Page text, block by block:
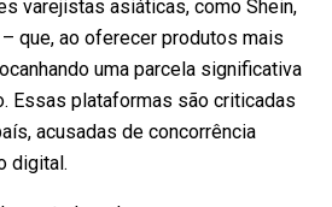
varejistas asiáticas, como Shein,
que, ao oferecer produtos mais
uma parcela significativa
Essas plataformas são criticadas
acusadas de concorrência
digital.